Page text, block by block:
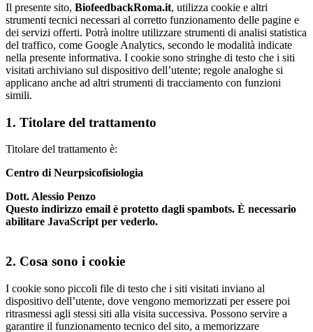
Il presente sito, BiofeedbackRoma.it, utilizza cookie e altri
strumenti tecnici necessari al corretto funzionamento delle pagine e
dei servizi offerti. Potrà inoltre utilizzare strumenti di analisi statistica
del traffico, come Google Analytics, secondo le modalità indicate
nella presente informativa. I cookie sono stringhe di testo che i siti
visitati archiviano sul dispositivo dell’utente; regole analoghe si
applicano anche ad altri strumenti di tracciamento con funzioni
simili.
1. Titolare del trattamento
Titolare del trattamento è:
Centro di Neurpsicofisiologia
Dott. Alessio Penzo
Questo indirizzo email è protetto dagli spambots. È necessario
abilitare JavaScript per vederlo.
2. Cosa sono i cookie
I cookie sono piccoli file di testo che i siti visitati inviano al
dispositivo dell’utente, dove vengono memorizzati per essere poi
ritrasmessi agli stessi siti alla visita successiva. Possono servire a
garantire il funzionamento tecnico del sito, a memorizzare